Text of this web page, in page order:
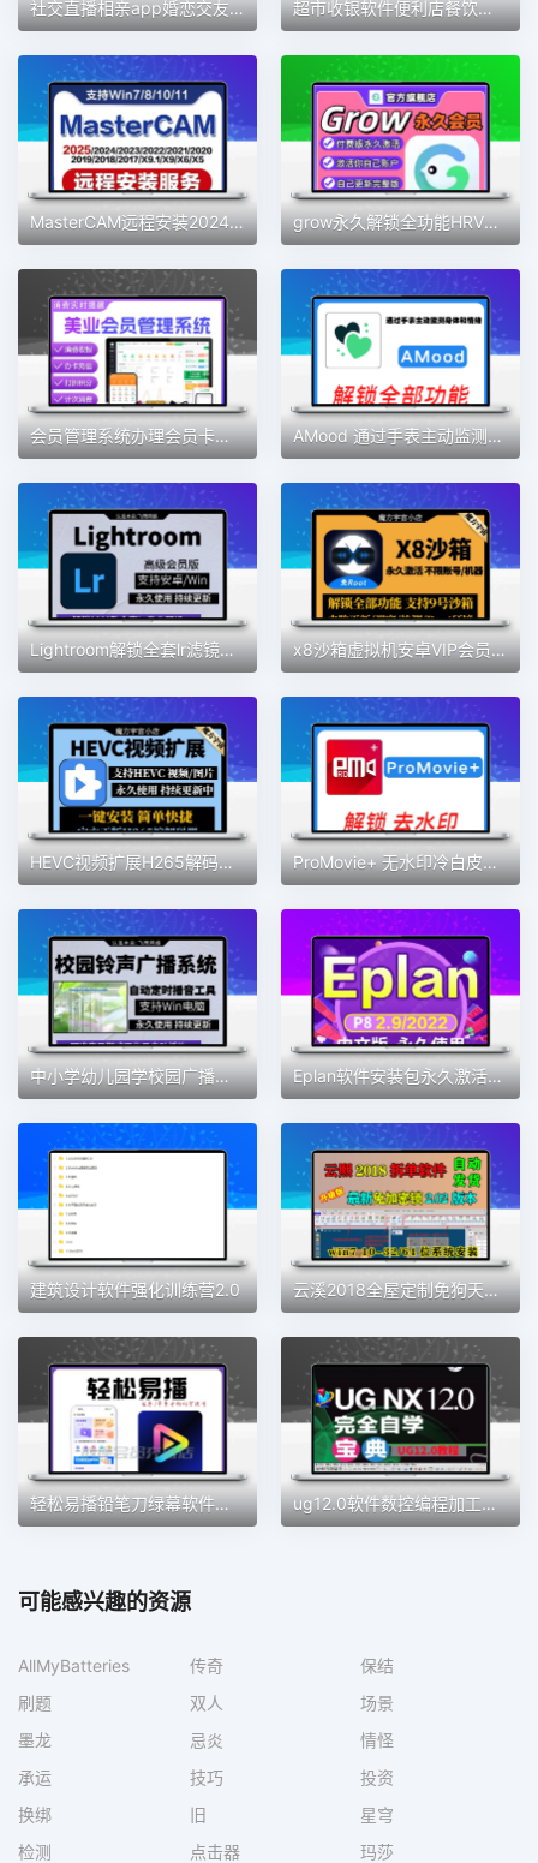
社交直播相亲app婚恋交友软件开发定制视频交友一对一语音聊天室 超市收银软件便利店餐饮服装版收银系统会员管理手机版收银系统
MasterCAM远程安装2024/2025/2023/2022/21/2017X9/X5/v9.1MC软件 grow永久解锁全功能HRV压力自测习惯健康好伙伴素材
会员管理系统办理会员卡手机收银充值积分营销美发美甲美睫美容院 AMood 通过手表主动监测身体和情绪 自律 学习 软件素材
Lightroom解锁全套lr滤镜预设蒙版专业高级版安卓手机2025lr电脑 x8沙箱虚拟机安卓VIP会员版全功能版免root去广告支持安卓13系统
HEVC视频扩展H265解码器Win10插件MOV/HEIC图像HEIF安装编码工具 ProMovie+ 无水印冷白皮专业摄像机录音曝光对焦4K拍摄素材包更新
中小学幼儿园学校园广播打铃声工具定时播放智能系统自动上下课音 Eplan软件安装包永久激活p8 2022电气设计绘图软件eplan远程安装
建筑设计软件强化训练营2.0 云溪2018全屋定制免狗天工生产免锁云熙拆单软件柜体橱柜排版2021
轻松易播铅笔刀绿幕软件直播加加魔盒同款绿幕直播间会员权益 ug12.0软件数控编程加工中心数控自学建模全套教程从入门到精通
可能感兴趣的资源
AllMyBatteries 传奇
保结
刷题
双人
场景
墨龙
忌炎
情怪
承运
技巧
投资
换绑
旧
星穹
检测
点击器
玛莎